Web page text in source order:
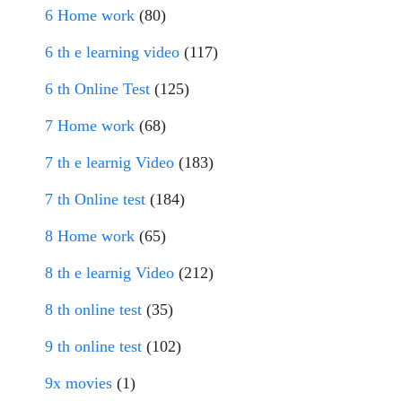
6 Home work (80)
6 th e learning video (117)
6 th Online Test (125)
7 Home work (68)
7 th e learnig Video (183)
7 th Online test (184)
8 Home work (65)
8 th e learnig Video (212)
8 th online test (35)
9 th online test (102)
9x movies (1)